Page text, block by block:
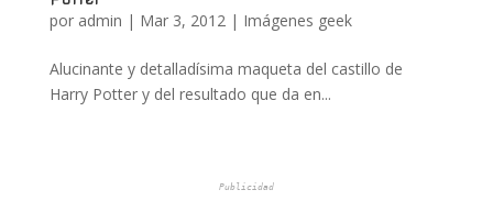
por admin | Mar 3, 2012| Imágenes geek
Alucinante y detalladísima maqueta del castillo de
Harry Potter y del resultado que da en...
Publicidad